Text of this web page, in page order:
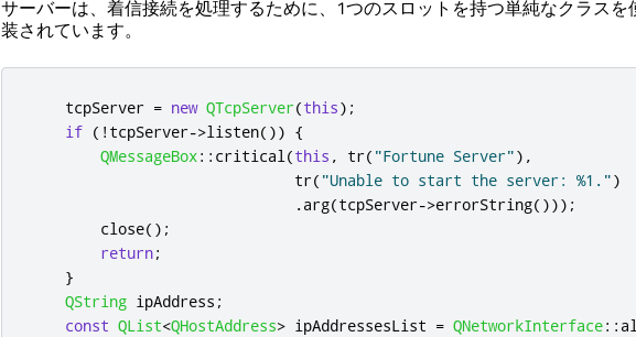
サーバーは、着信接続を処理するために、1つのスロットを持つ単純なクラスを
装されています。
    tcpServer
= new QTcpServer(this);
if ( ! tcpServer->listen()) {
QMessageBox:: critical(this , tr( "Fortune Server") ,
                              tr
( "Unable to start the server: %1.")
.arg(tcpServer->errorString()));
        close
();
return;
}
QString ipAddress ;
const QList<QHostAddress> ipAddressesList = QNetworkInterface::